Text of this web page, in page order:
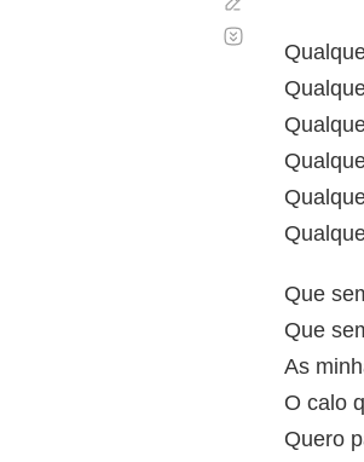
Que
Que
As
O calo
Quero
automático